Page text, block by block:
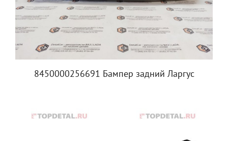
8450000256691 Бампер задний Ларгус